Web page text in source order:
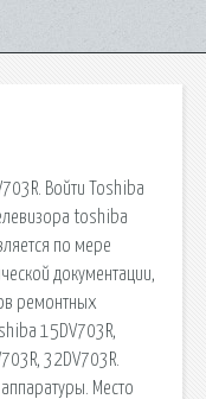
Войти Toshiba
toshiba
по мере
документации,
ремонтных
15DV703R,
32DV703R.
Место